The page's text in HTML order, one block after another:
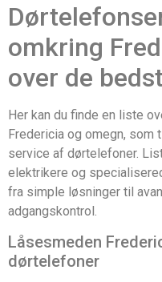
omkring
over de
Her kan du finde en liste
Fredericia og omegn, som
service af dørtelefoner.
elektrikere og
fra simple løsninger til
adgangskontrol.
Låsesmeden
dørtelefoner